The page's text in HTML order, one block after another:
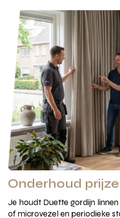
Onderhoud
Je houdt Duette gordijn
of microvezel en periodieke